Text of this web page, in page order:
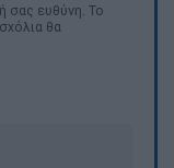
σας ευθύνη. Το
θα